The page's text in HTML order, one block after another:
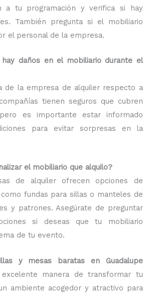
a tu programación y verifica si hay
También pregunta si el mobiliario
el personal de la empresa.
hay daños en el mobiliario durante el
de la empresa de alquiler respecto a
tienen seguros que cubren
es importante estar informado
para evitar sorpresas en la
el mobiliario que alquilo?
de alquiler ofrecen opciones de
fundas para sillas o manteles de
y patrones. Asegúrate de preguntar
si deseas que tu mobiliario
de tu evento.
y mesas baratas en Guadalupe
manera de transformar tu
ambiente acogedor y atractivo para